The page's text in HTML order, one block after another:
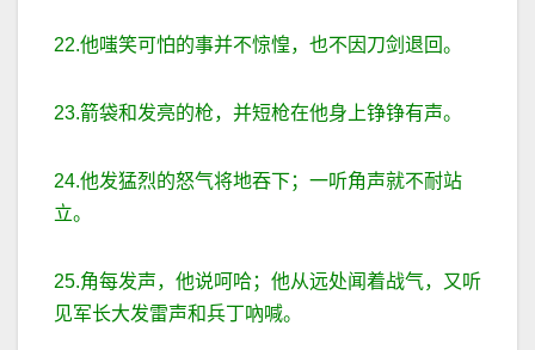
22.他嗤笑可怕的事并不惊惶，也不因刀剑退回。
23.箭袋和发亮的枪，并短枪在他身上铮铮有声。
24.他发猛烈的怒气将地吞下；一听角声就不耐站
立。
25.角每发声，他说呵哈；他从远处闻着战气，又听
见军长大发雷声和兵丁吶喊。